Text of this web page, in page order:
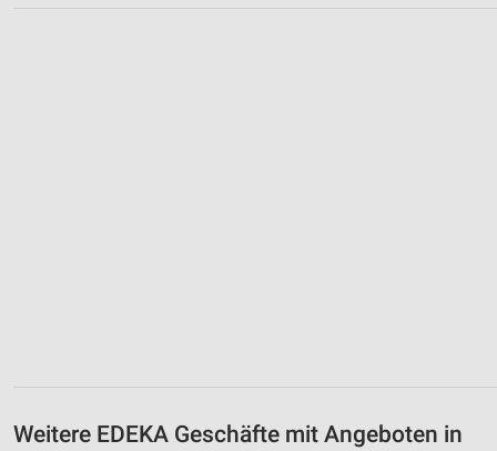
Weitere EDEKA Geschäfte mit Angeboten in